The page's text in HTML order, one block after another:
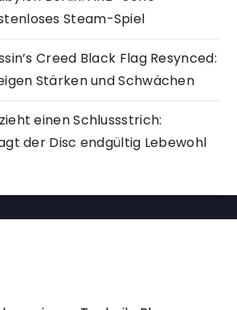
Steam-Spiel
Creed Black Flag Resynced:
Stärken und Schwächen
einen Schlussstrich:
der Disc endgültig Lebewohl